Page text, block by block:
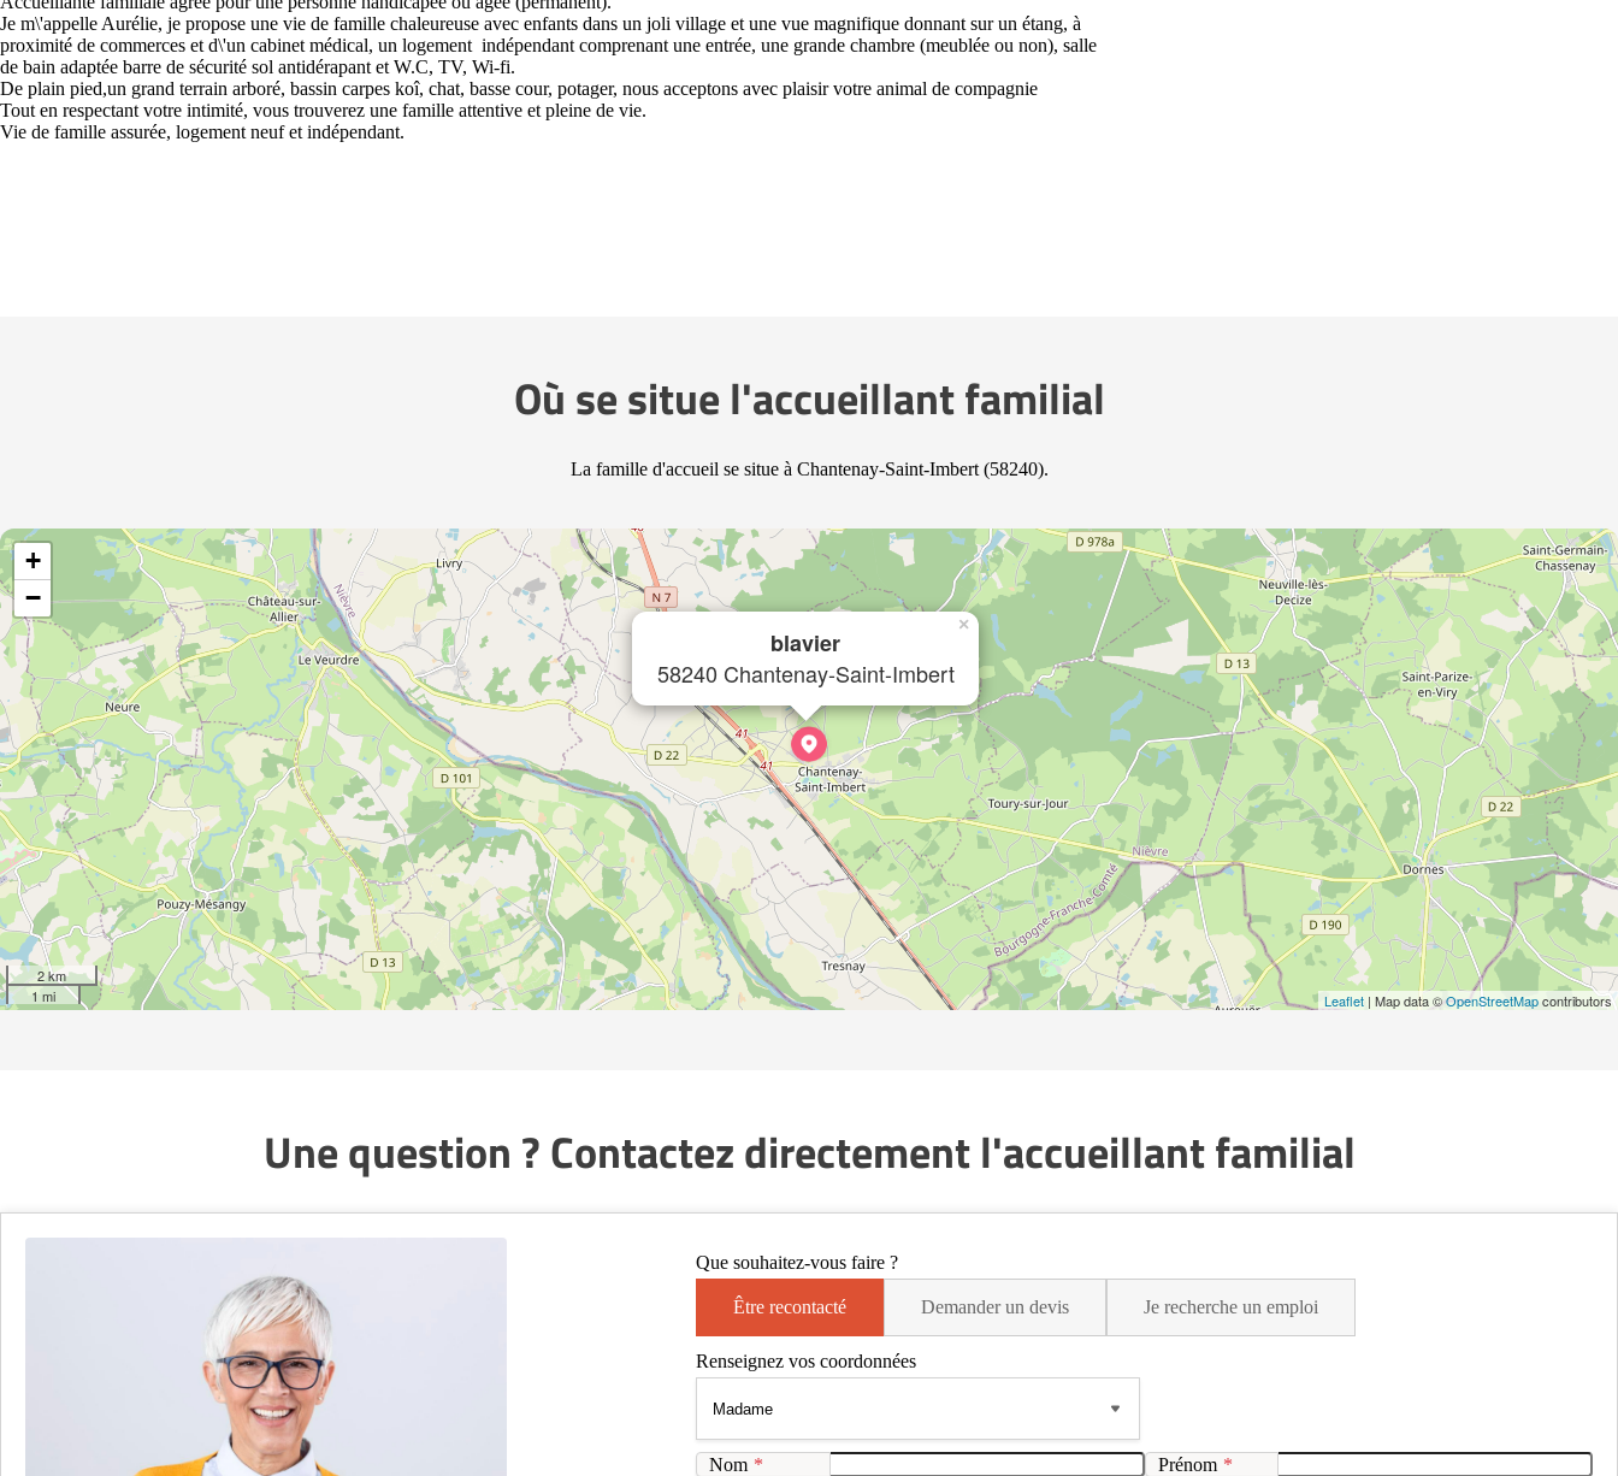
Je m\'appelle Aurélie, je propose une vie de famille chaleureuse avec enfants dans un joli village et une vue magnifique donnant sur un étang, à
proximité de commerces et d\'un cabinet médical, un logement indépendant comprenant une entrée, une grande chambre (meublée ou non), salle
de bain adaptée barre de sécurité sol antidérapant et W.C, TV, Wi-fi.
De plain pied,un grand terrain arboré, bassin carpes koî, chat, basse cour, potager, nous acceptons avec plaisir votre animal de compagnie
Tout en respectant votre intimité, vous trouverez une famille attentive et pleine de vie.
Vie de famille assurée, logement neuf et indépendant.
Où se situe l'accueillant familial
La famille d'accueil se situe à Chantenay-Saint-Imbert (58240).
blavier
58240 Chantenay-Saint-Imbert
×
+
−
2 km
1 mi
Leaflet | Map data ©OpenStreetMapcontributors
Une question ? Contactez directement l'accueillant familial
Que souhaitez-vous faire ?
Être recontacté Demander un devis Je recherche un emploi
Renseignez vos coordonnées
Nom * Prénom *